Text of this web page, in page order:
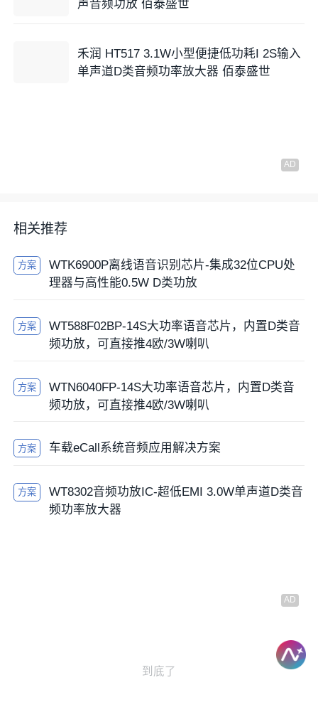
声音频功放 佰泰盛世
禾润 HT517 3.1W小型便捷低功耗I 2S输入
单声道D类音频功率放大器 佰泰盛世
相关推荐
方案
WTK6900P离线语音识别芯片-集成32位CPU处
理器与高性能0.5W D类功放
方案
WT588F02BP-14S大功率语音芯片，内置D类音
频功放，可直接推4欧/3W喇叭
方案
WTN6040FP-14S大功率语音芯片，内置D类音
频功放，可直接推4欧/3W喇叭
方案 车载eCall系统音频应用解决方案
方案
WT8302音频功放IC-超低EMI 3.0W单声道D类音
频功率放大器